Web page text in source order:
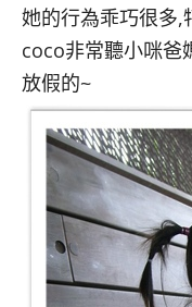
她的行為乖巧很多,
coco非常聽小咪爸
放假的~